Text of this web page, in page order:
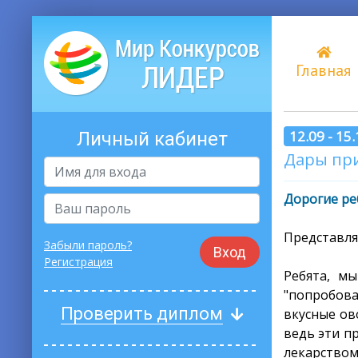
Главная
Личный кабинет
Вход
Забыли пароль?
Регистрация
Проверить диплом
12.09 -
Дары
Дорогие
Ребята,
вкусные
ведь эти